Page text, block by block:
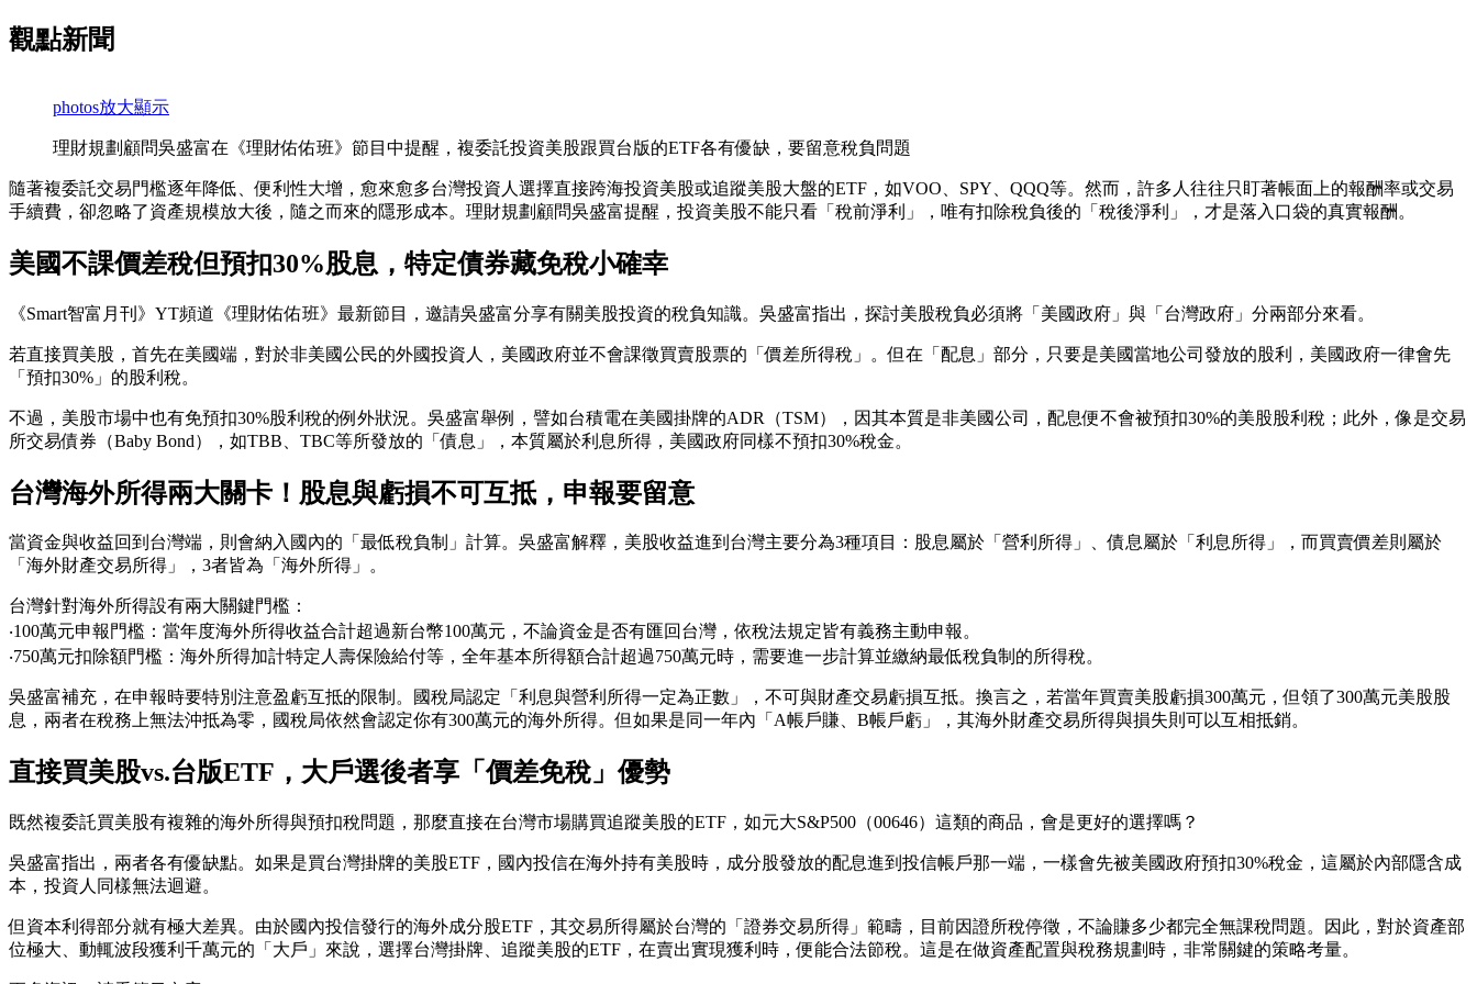
觀點新聞
photos放大顯示
理財規劃顧問吳盛富在《理財佑佑班》節目中提醒，複委託投資美股跟買台版的ETF各有優缺，要留意稅負問題
隨著複委託交易門檻逐年降低、便利性大增，愈來愈多台灣投資人選擇直接跨海投資美股或追蹤美股大盤的ETF，如VOO、SPY、QQQ等。然而，許多人往往只盯著帳面上的報酬率或交易
手續費，卻忽略了資產規模放大後，隨之而來的隱形成本。理財規劃顧問吳盛富提醒，投資美股不能只看「稅前淨利」，唯有扣除稅負後的「稅後淨利」，才是落入口袋的真實報酬。
美國不課價差稅但預扣30%股息，特定債券藏免稅小確幸
《Smart智富月刊》YT頻道《理財佑佑班》最新節目，邀請吳盛富分享有關美股投資的稅負知識。吳盛富指出，探討美股稅負必須將「美國政府」與「台灣政府」分兩部分來看。
若直接買美股，首先在美國端，對於非美國公民的外國投資人，美國政府並不會課徵買賣股票的「價差所得稅」。但在「配息」部分，只要是美國當地公司發放的股利，美國政府一律會先
「預扣30%」的股利稅。
不過，美股市場中也有免預扣30%股利稅的例外狀況。吳盛富舉例，譬如台積電在美國掛牌的ADR（TSM），因其本質是非美國公司，配息便不會被預扣30%的美股股利稅；此外，像是交易
所交易債券（Baby Bond），如TBB、TBC等所發放的「債息」，本質屬於利息所得，美國政府同樣不預扣30%稅金。
台灣海外所得兩大關卡！股息與虧損不可互抵，申報要留意
當資金與收益回到台灣端，則會納入國內的「最低稅負制」計算。吳盛富解釋，美股收益進到台灣主要分為3種項目：股息屬於「營利所得」、債息屬於「利息所得」，而買賣價差則屬於
「海外財產交易所得」，3者皆為「海外所得」。
台灣針對海外所得設有兩大關鍵門檻：
‧100萬元申報門檻：當年度海外所得收益合計超過新台幣100萬元，不論資金是否有匯回台灣，依稅法規定皆有義務主動申報。
‧750萬元扣除額門檻：海外所得加計特定人壽保險給付等，全年基本所得額合計超過750萬元時，需要進一步計算並繳納最低稅負制的所得稅。
吳盛富補充，在申報時要特別注意盈虧互抵的限制。國稅局認定「利息與營利所得一定為正數」，不可與財產交易虧損互抵。換言之，若當年買賣美股虧損300萬元，但領了300萬元美股股
息，兩者在稅務上無法沖抵為零，國稅局依然會認定你有300萬元的海外所得。但如果是同一年內「A帳戶賺、B帳戶虧」，其海外財產交易所得與損失則可以互相抵銷。
直接買美股vs.台版ETF，大戶選後者享「價差免稅」優勢
既然複委託買美股有複雜的海外所得與預扣稅問題，那麼直接在台灣市場購買追蹤美股的ETF，如元大S&P500（00646）這類的商品，會是更好的選擇嗎？
吳盛富指出，兩者各有優缺點。如果是買台灣掛牌的美股ETF，國內投信在海外持有美股時，成分股發放的配息進到投信帳戶那一端，一樣會先被美國政府預扣30%稅金，這屬於內部隱含成
本，投資人同樣無法迴避。
但資本利得部分就有極大差異。由於國內投信發行的海外成分股ETF，其交易所得屬於台灣的「證券交易所得」範疇，目前因證所稅停徵，不論賺多少都完全無課稅問題。因此，對於資產部
位極大、動輒波段獲利千萬元的「大戶」來說，選擇台灣掛牌、追蹤美股的ETF，在賣出實現獲利時，便能合法節稅。這是在做資產配置與稅務規劃時，非常關鍵的策略考量。